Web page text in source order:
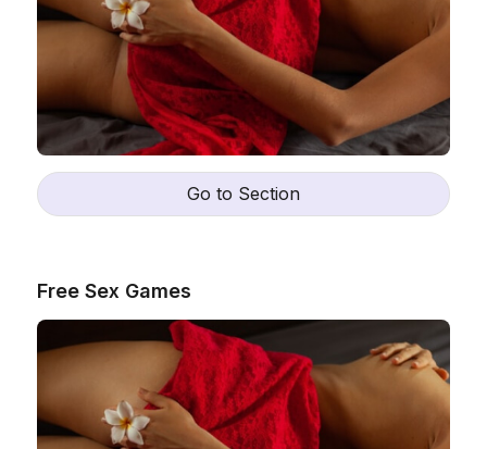
Go to Section
Free Sex Games